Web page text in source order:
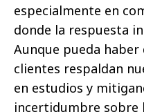
especialmente en
donde la respuesta
Aunque pueda
clientes respaldan
en estudios y
incertidumbre sobre